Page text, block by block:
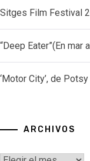
Sitges Film Festival
“Deep Eater”(En mar
‘Motor City’, de
ARCHIVOS